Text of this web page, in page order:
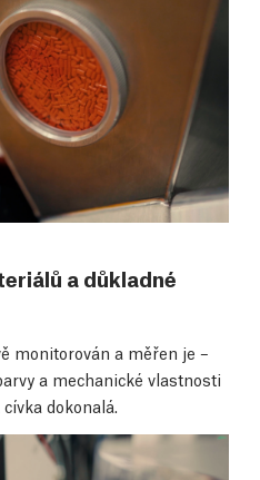
a důkladné
monitorován a měřen je –
a mechanické vlastnosti
dokonalá.